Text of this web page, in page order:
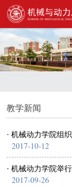
教学新闻
· 机械动力学院组
2017-10-12
· 机械动力学院举
2017-09-26